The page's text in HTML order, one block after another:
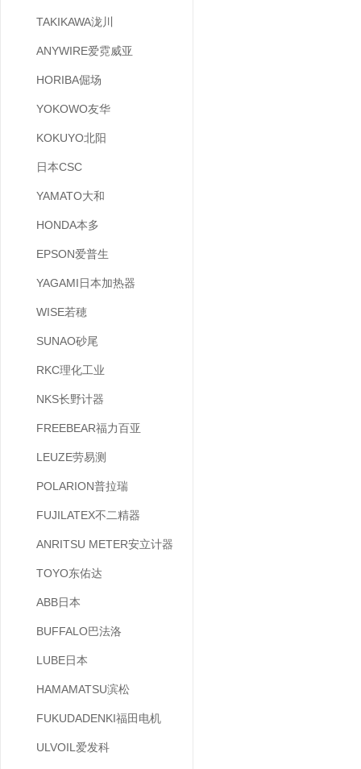
TAKIKAWA泷川
ANYWIRE爱霓威亚
HORIBA倔场
YOKOWO友华
KOKUYO北阳
日本CSC
YAMATO大和
HONDA本多
EPSON爱普生
YAGAMI日本加热器
WISE若穂
SUNAO砂尾
RKC理化工业
NKS长野计器
FREEBEAR福力百亚
LEUZE劳易测
POLARION普拉瑞
FUJILATEX不二精器
ANRITSU METER安立计器
TOYO东佑达
ABB日本
BUFFALO巴法洛
LUBE日本
HAMAMATSU滨松
FUKUDADENKI福田电机
ULVOIL爱发科